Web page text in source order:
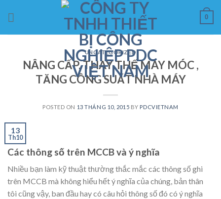
0
UNCATEGORIZED
NÂNG CẤP, THAY THẾ MÁY MÓC ,
TĂNG CÔNG SUẤT NHÀ MÁY
POSTED ON 13 THÁNG 10, 2015 BY PDCVIETNAM
13
Th10
Các thông số trên MCCB và ý nghĩa
Nhiều bạn làm kỹ thuật thường thắc mắc các thông số ghi
trên MCCB mà không hiểu hết ý nghĩa của chúng, bản thân
tôi cũng vậy, ban đầu hay có câu hỏi thông số đó có ý nghĩa